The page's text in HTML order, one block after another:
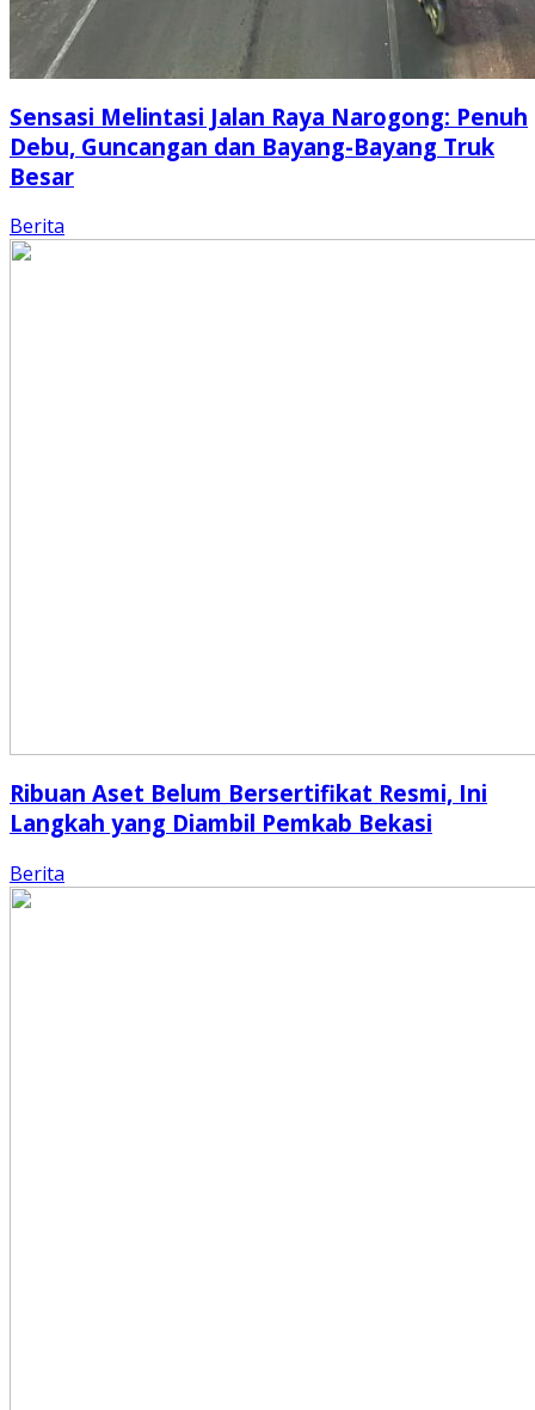
Sensasi Melintasi Jalan Raya Narogong: Penuh
Debu, Guncangan dan Bayang-Bayang Truk
Besar
Berita
Ribuan Aset Belum Bersertifikat Resmi, Ini
Langkah yang Diambil Pemkab Bekasi
Berita